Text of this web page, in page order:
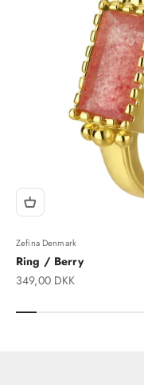
Zefina Denmark
Ring / Berry
Salgspris
349,00 DKK